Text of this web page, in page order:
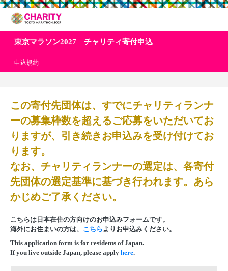
東京マラソン2027 チャリティ寄付申込
申込規約
この寄付先団体は、すでにチャリティランナ
ーの募集枠数を超えるご応募をいただいてお
りますが、引き続きお申込みを受け付けてお
ります。
なお、チャリティランナーの選定は、各寄付
先団体の選定基準に基づき行われます。あら
かじめご了承ください。
こちらは日本在住の方向けのお申込みフォームです。
海外にお住まいの方は、 こちらよりお申込みください。
This application form is for residents of Japan.
If you live outside Japan, please apply here.